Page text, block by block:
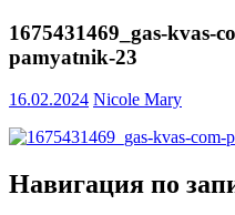
1675431469_gas-kvas-
pamyatnik-23
16.02.2024 Nicole Mary
Навигация по